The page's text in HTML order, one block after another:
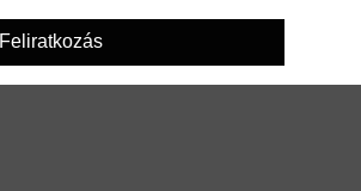
Feliratkozás